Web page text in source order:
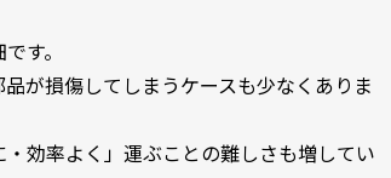
す。
が損傷してしまうケースも少なくありま
効率よく」運ぶことの難しさも増してい